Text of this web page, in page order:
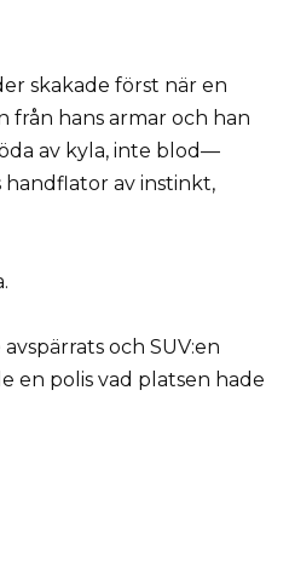
skakade först när en
från hans armar och han
av kyla, inte blod—
av instinkt,
och SUV:en
en polis vad platsen hade